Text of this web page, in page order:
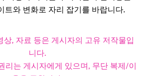
트와 변화로 자리 잡기를 바랍니다.
상, 자료 등은 게시자의 고유 저작물입
니다.
리는 게시자에게 있으며, 무단 복제/이